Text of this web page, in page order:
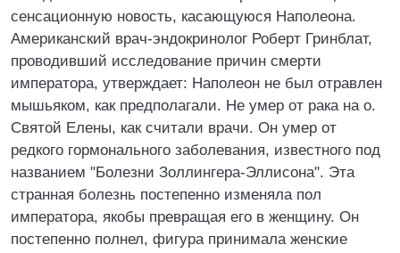
сенсационную новость, касающуюся Наполеона.
Американский врач-эндокринолог Роберт Гринблат,
проводивший исследование причин смерти
императора, утверждает: Наполеон не был отравлен
мышьяком, как предполагали. Не умер от рака на о.
Святой Елены, как считали врачи. Он умер от
редкого гормонального заболевания, известного под
названием "Болезни Золлингера-Эллисона". Эта
странная болезнь постепенно изменяла пол
императора, якобы превращая его в женщину. Он
постепенно полнел, фигура принимала женские